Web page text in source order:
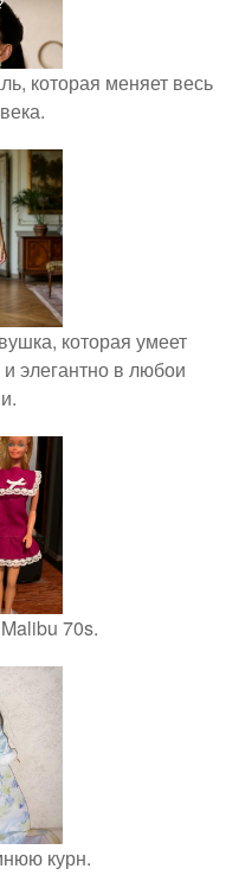
которая меняет весь
которая умеет
элегантно в любои
70s.
курн.